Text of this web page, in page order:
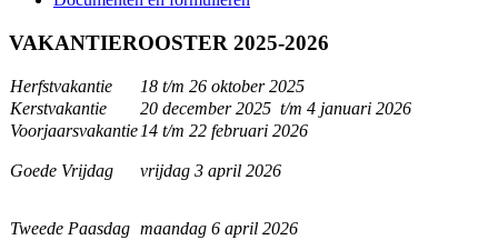
VAKANTIEROOSTER 2025-2026
Herfstvakantie
18 t/m 26 oktober 2025
Kerstvakantie
20 december 2025 t/m 4 januari 2026
Voorjaarsvakantie14 t/m 22 februari 2026
Goede Vrijdag vrijdag 3 april 2026
Tweede Paasdag maandag 6 april 2026